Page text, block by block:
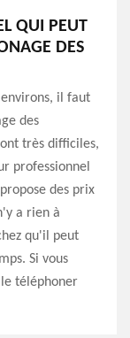
QUI PEUT
DES
environs, il faut
des
très difficiles,
professionnel
des prix
a rien à
qu'il peut
Si vous
téléphoner